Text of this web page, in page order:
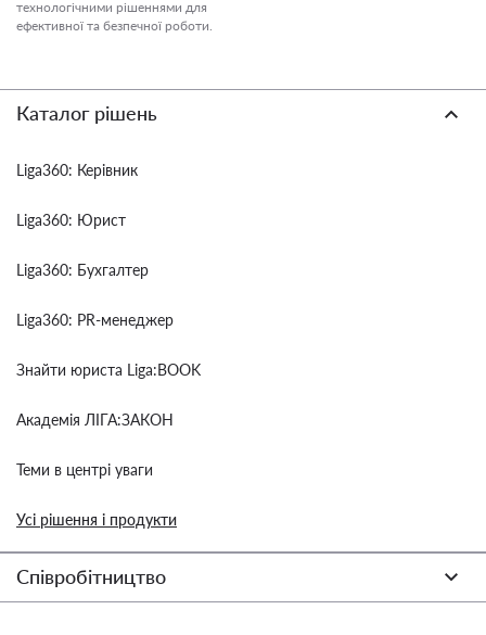
технологічними рішеннями для
ефективної та безпечної роботи.
Каталог рішень
Liga360: Керівник
Liga360: Юрист
Liga360: Бухгалтер
Liga360: PR-менеджер
Знайти юриста Liga:BOOK
Академія ЛІГА:ЗАКОН
Теми в центрі уваги
Усі рішення і продукти
Співробітництво